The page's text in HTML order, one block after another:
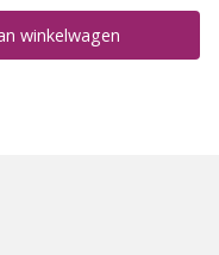
winkelwagen